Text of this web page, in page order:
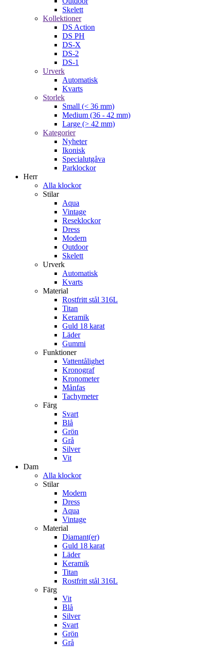
Skelett
Kollektioner
DS Action
DS PH
DS-X
DS-2
DS-1
Urverk
Automatisk
Kvarts
Storlek
Small (< 36 mm)
Medium (36 - 42 mm)
Large (> 42 mm)
Kategorier
Nyheter
Ikonisk
Specialutgåva
Parklockor
Herr
Alla klockor
Stilar
Aqua
Vintage
Reseklockor
Dress
Modern
Outdoor
Skelett
Urverk
Automatisk
Kvarts
Material
Rostfritt stål 316L
Titan
Keramik
Guld 18 karat
Läder
Gummi
Funktioner
Vattentålighet
Kronograf
Kronometer
Månfas
Tachymeter
Färg
Svart
Blå
Grön
Grå
Silver
Vit
Dam
Alla klockor
Stilar
Modern
Dress
Aqua
Vintage
Material
Diamant(er)
Guld 18 karat
Läder
Keramik
Titan
Rostfritt stål 316L
Färg
Vit
Blå
Silver
Svart
Grön
Grå